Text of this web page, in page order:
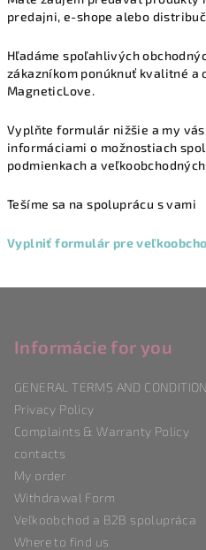
predajni, e-shope alebo
Hľadáme spoľahlivých
zákazníkom ponúknuť kvalitné a
MagneticLove.
Vyplňte formulár nižšie a my
informáciami o možnostiach
podmienkach a
Tešíme sa na spoluprácu s vami
Vyplniť formulár pre
Informácie for you
GENERAL TERMS AND
Privacy Policy
Complaints & Warranty Policy
contacts
My order
Withdrawal Form
Veľkoobchod a B2B spolupráca
Where to find us